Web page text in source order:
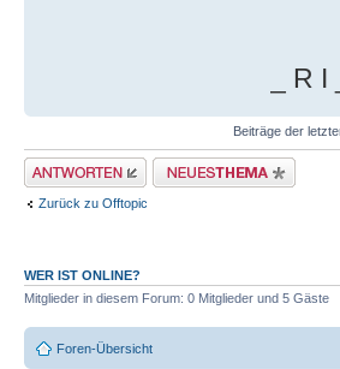
_ R
Beiträge der
Antwort erstellen Neues Thema erstellen
Zurück zu Offtopic
WER IST ONLINE?
Mitglieder in diesem Forum: 0 Mitglieder und 5 Gäste
Foren-Übersicht